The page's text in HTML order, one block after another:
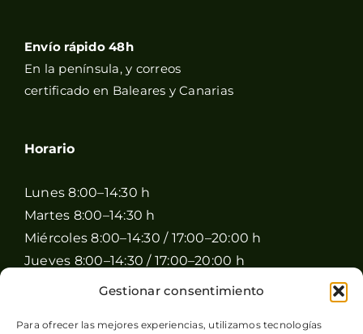
Gestionar consentimiento
Para ofrecer las mejores experiencias, utilizamos tecnologías
Envío rápido 48h
En la península, y correos
certificado en Baleares y Canarias
Horario
Lunes 8:00–14:30 h
Martes 8:00–14:30 h
Miércoles 8:00–14:30 / 17:00–20:00 h
Jueves 8:00–14:30 / 17:00–20:00 h
Viernes 8:00–14:30 / 17:00–20:00 h
Domingo Cerrado